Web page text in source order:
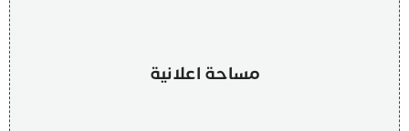
مساحة اعلانية